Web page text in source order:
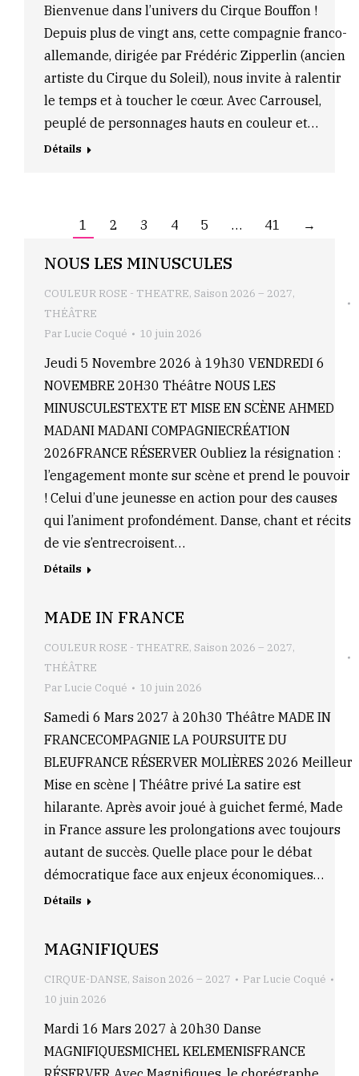
Bienvenue dans l’univers du Cirque Bouffon !
Depuis plus de vingt ans, cette compagnie franco-
allemande, dirigée par Frédéric Zipperlin (ancien
artiste du Cirque du Soleil), nous invite à ralentir
le temps et à toucher le cœur. Avec Carrousel,
peuplé de personnages hauts en couleur et…
Détails
1 2 3 4 5 … 41 →
NOUS LES MINUSCULES
COULEUR ROSE - THEATRE, Saison 2026 – 2027,
THÉÂTRE
Par Lucie Coqué 10 juin 2026
Jeudi 5 Novembre 2026 à 19h30 VENDREDI 6
NOVEMBRE 20H30 Théâtre NOUS LES
MINUSCULESTEXTE ET MISE EN SCÈNE AHMED
MADANI MADANI COMPAGNIECRÉATION
2026FRANCE RÉSERVER Oubliez la résignation :
l’engagement monte sur scène et prend le pouvoir
! Celui d’une jeunesse en action pour des causes
qui l’animent profondément. Danse, chant et récits
de vie s’entrecroisent…
Détails
MADE IN FRANCE
COULEUR ROSE - THEATRE, Saison 2026 – 2027,
THÉÂTRE
Par Lucie Coqué 10 juin 2026
Samedi 6 Mars 2027 à 20h30 Théâtre MADE IN
FRANCECOMPAGNIE LA POURSUITE DU
BLEUFRANCE RÉSERVER MOLIÈRES 2026 Meilleur
Mise en scène | Théâtre privé La satire est
hilarante. Après avoir joué à guichet fermé, Made
in France assure les prolongations avec toujours
autant de succès. Quelle place pour le débat
démocratique face aux enjeux économiques…
Détails
MAGNIFIQUES
CIRQUE-DANSE, Saison 2026 – 2027 Par Lucie Coqué
10 juin 2026
Mardi 16 Mars 2027 à 20h30 Danse
MAGNIFIQUESMICHEL KELEMENISFRANCE